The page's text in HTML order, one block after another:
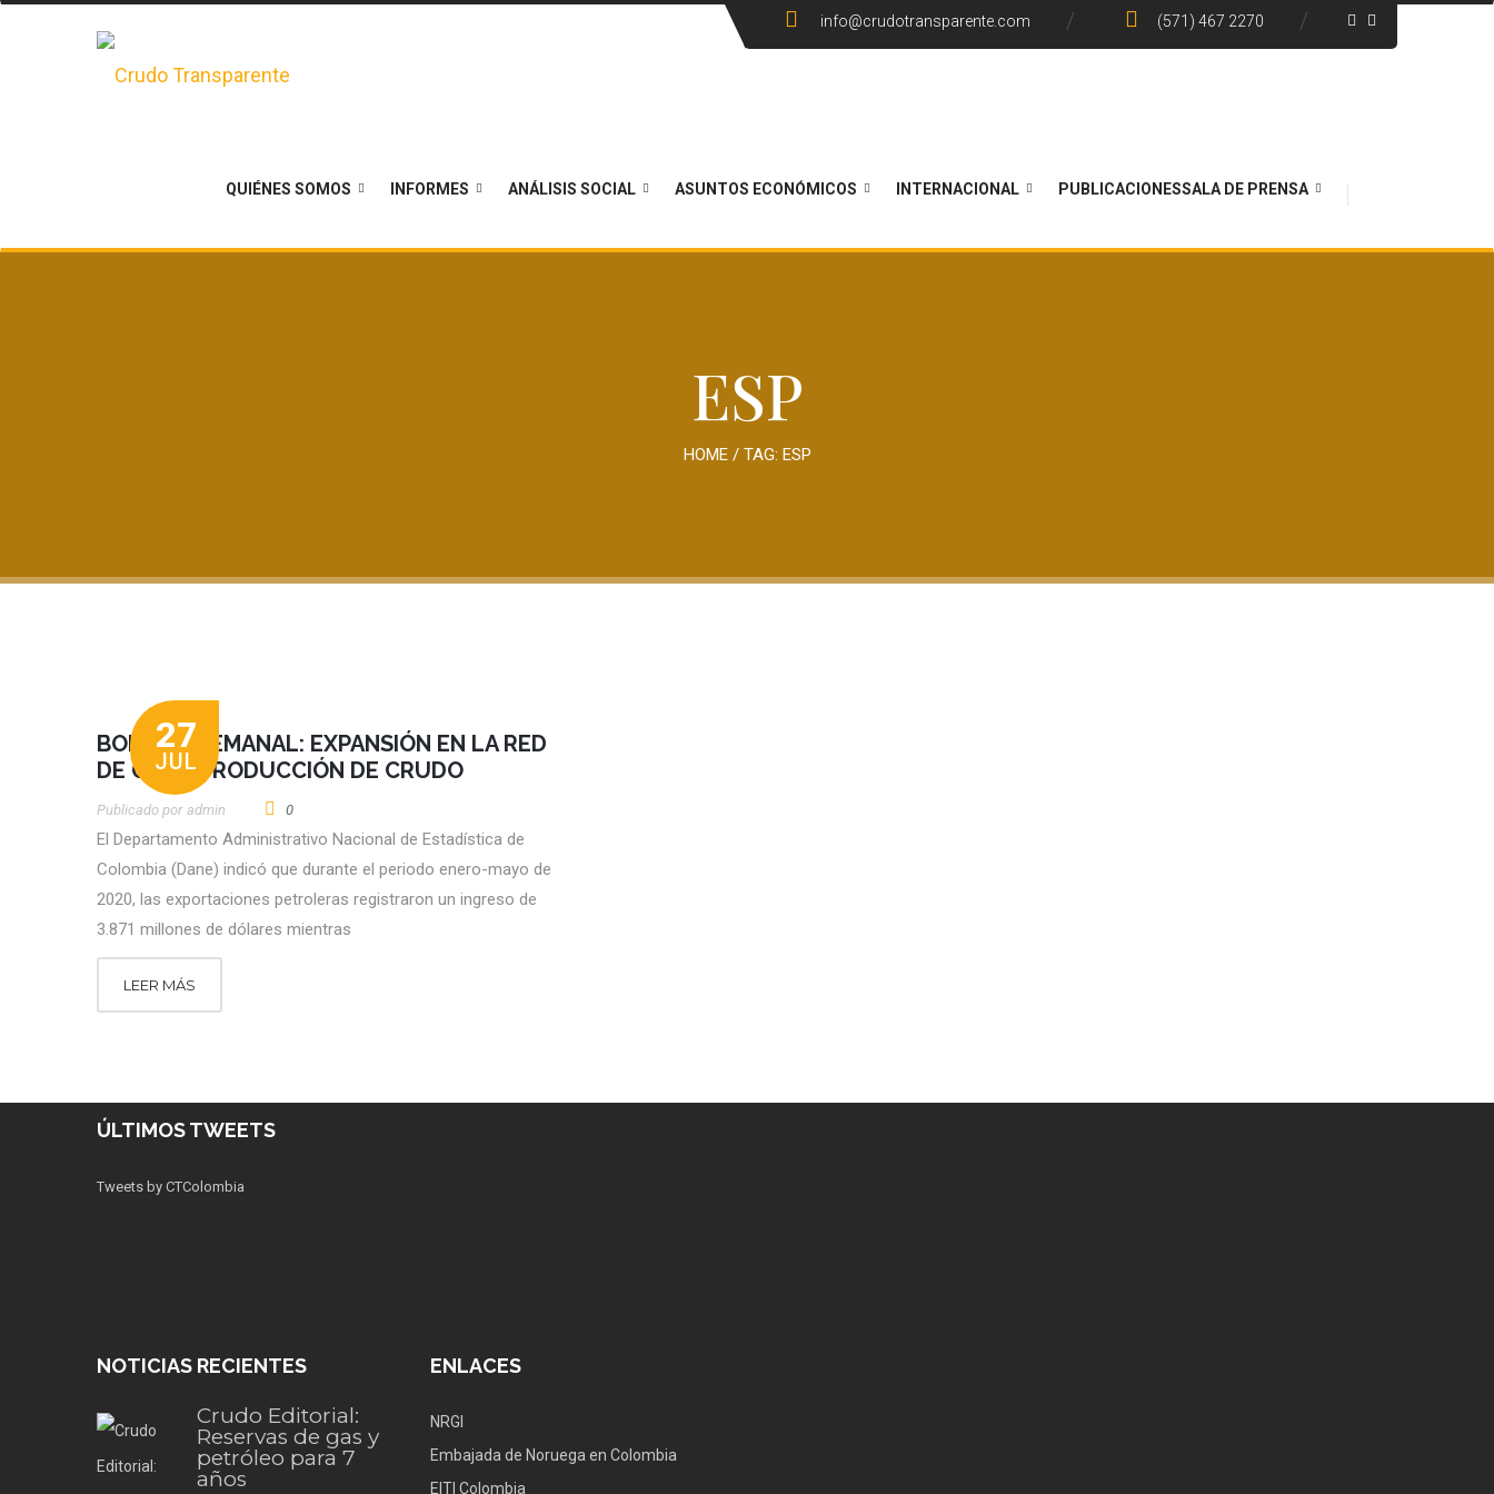
info@crudotransparente.com (571) 467 2270
QUIÉNES SOMOS INFORMES ANÁLISIS SOCIAL ASUNTOS ECONÓMICOS INTERNACIONAL PUBLICACIONESSALA DE PRENSA
ESP
HOME/ TAG: ESP
27
JUL
BOLETÍN SEMANAL: EXPANSIÓN EN LA RED
DE GAS Y PRODUCCIÓN DE CRUDO
Publicado por Admin 0
El Departamento Administrativo Nacional de Estadística de
Colombia (Dane) indicó que durante el periodo enero-mayo de
2020, las exportaciones petroleras registraron un ingreso de
3.871 millones de dólares mientras
LEER MÁS
ÚLTIMOS TWEETS
Tweets by CTColombia
NOTICIAS RECIENTES
Crudo Editorial:
Reservas de gas y
petróleo para 7
años
ENLACES
NRGI
Embajada de Noruega en Colombia
EITI Colombia